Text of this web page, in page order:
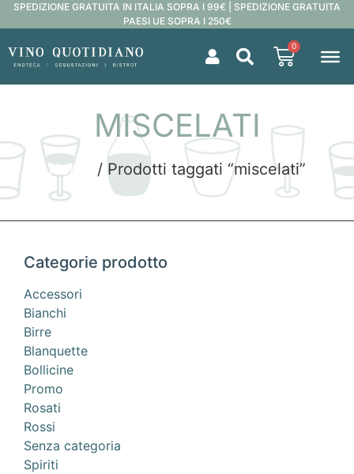
SPEDIZIONE GRATUITA IN ITALIA SOPRA I 99€ | SPEDIZIONE GRATUITA
PAESI UE SOPRA I 250€
0
MISCELATI
Home / Prodotti taggati “miscelati”
Categorie prodotto
Accessori
Bianchi
Birre
Blanquette
Bollicine
Promo
Rosati
Rossi
Senza categoria
Spiriti